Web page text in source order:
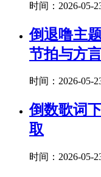
时间：2026-05-
倒退噜主
节拍与方
时间：2026-05-
倒数歌词
取
时间：2026-05-